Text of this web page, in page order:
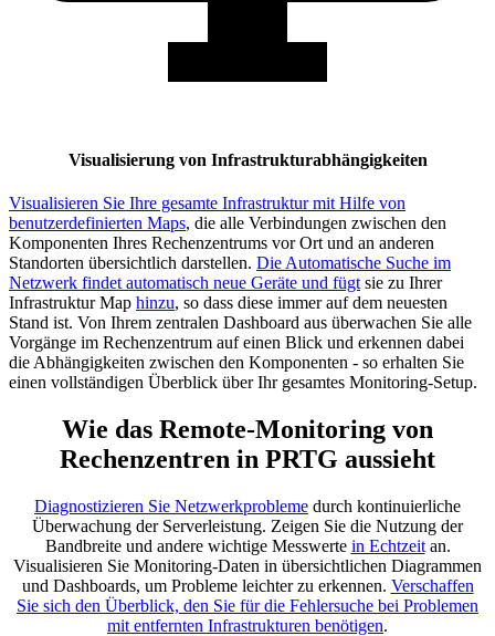
Visualisierung von Infrastrukturabhängigkeiten
Visualisieren Sie Ihre gesamte Infrastruktur mit Hilfe von
benutzerdefinierten Maps, die alle Verbindungen zwischen den
Komponenten Ihres Rechenzentrums vor Ort und an anderen
Standorten übersichtlich darstellen. Die Automatische Suche im
Netzwerk findet automatisch neue Geräte und fügt sie zu Ihrer
Infrastruktur Map hinzu, so dass diese immer auf dem neuesten
Stand ist. Von Ihrem zentralen Dashboard aus überwachen Sie alle
Vorgänge im Rechenzentrum auf einen Blick und erkennen dabei
die Abhängigkeiten zwischen den Komponenten - so erhalten Sie
einen vollständigen Überblick über Ihr gesamtes Monitoring-Setup.
Wie das Remote-Monitoring von
Rechenzentren in PRTG aussieht
Diagnostizieren Sie Netzwerkprobleme durch kontinuierliche
Überwachung der Serverleistung. Zeigen Sie die Nutzung der
Bandbreite und andere wichtige Messwerte in Echtzeitan.
Visualisieren Sie Monitoring-Daten in übersichtlichen Diagrammen
und Dashboards, um Probleme leichter zu erkennen. Verschaffen
Sie sich den Überblick, den Sie für die Fehlersuche bei Problemen
mit entfernten Infrastrukturen benötigen.